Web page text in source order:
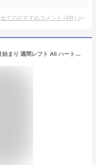
全てのおすすめコメント (4件) >
手帳 2025 スケジュール帳 2024年12月始まり 週間レフト A6 ハートフープ付きカバー ボルドー マークス 25WDR-AHF02-BD